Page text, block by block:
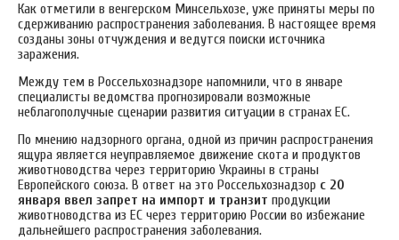
Как отметили в венгерском Минсельхозе, уже приняты меры по
сдерживанию распространения заболевания. В настоящее время
созданы зоны отчуждения и ведутся поиски источника
заражения.
Между тем в Россельхознадзоре напомнили, что в январе
специалисты ведомства прогнозировали возможные
неблагополучные сценарии развития ситуации в странах ЕС.
По мнению надзорного органа, одной из причин распространения
ящура является неуправляемое движение скота и продуктов
животноводства через территорию Украины в страны
Европейского союза. В ответ на это Россельхознадзор с 20
января ввел запрет на импорт и транзит продукции
животноводства из ЕС через территорию России во избежание
дальнейшего распространения заболевания.